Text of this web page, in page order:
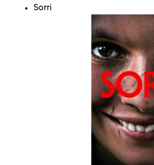
Sorri